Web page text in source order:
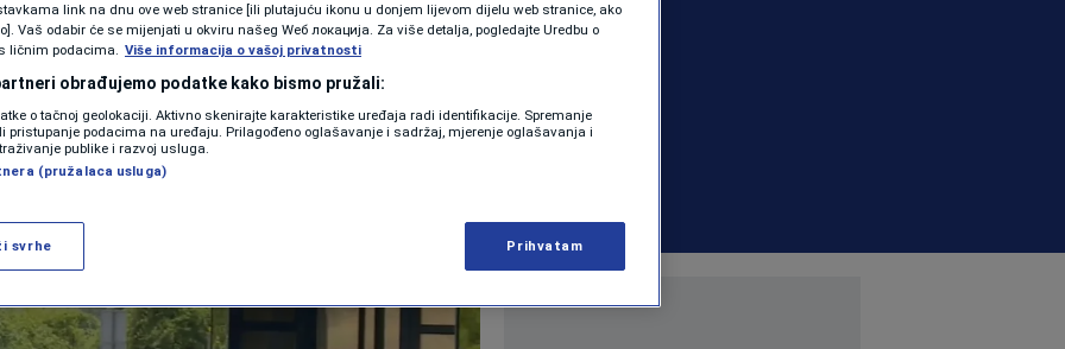
N1 SPECIJAL
FENOMENI
NEISTRAŽENO
VIRALNO
VIDEO
07:15 13:23 VIJESTI 0 komentara
Više
link na dnu ove web stranice [ili plutajuću ikonu u donjem lijevom dijelu web stranice, ako
Vaš odabir će se mijenjati u okviru našeg Wеб локација. Za više detalja, pogledajte Uredbu o
ličnim podacima. Više informacija o vašoj privatnosti
obrađujemo podatke kako bismo pružali:
o tačnoj geolokaciji. Aktivno skenirajte karakteristike uređaja radi identifikacije. Spremanje
pristupanje podacima na uređaju. Prilagođeno oglašavanje i sadržaj, mjerenje oglašavanja i
publike i razvoj usluga.
(pružalaca usluga)
svrhe Prihvatam